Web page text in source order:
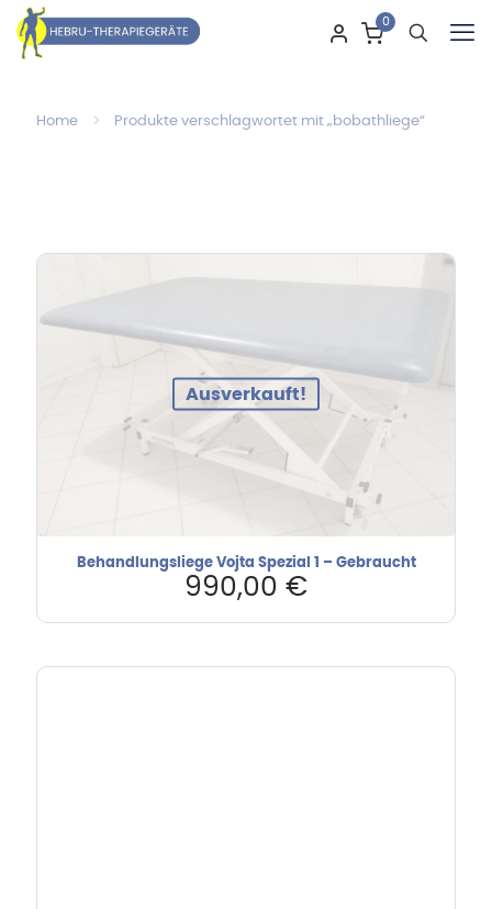
0
Home Produkte verschlagwortet mit „bobathliege“
Ausverkauft!
Behandlungsliege Vojta Spezial 1 – Gebraucht
990,00 €